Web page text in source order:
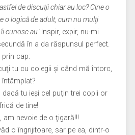
de discuţii chiar au loc? Cine o
o logică de adult, cum nu mulţi
cunosc au.’ Inspir, expir, nu-mi
în a da răspunsul perfect.
cap:
tu cu colegii şi când mă întorc,
tu ieşi cel puţin trei copii or
de tine!
nevoie de o ţigară!!!
o îngrijitoare, sar pe ea, dintr-o